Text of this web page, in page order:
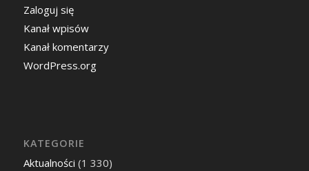
Zaloguj się
Kanał wpisów
Kanał komentarzy
WordPress.org
KATEGORIE
Aktualności (1 330)